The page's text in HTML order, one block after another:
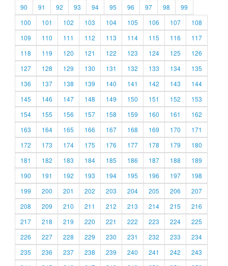
90
91 92 93 94 95 96 97 98
99
100
101 102 103 104 105 106 107
108
109
110 111 112 113 114 115 116
117
118
119 120 121 122 123 124 125
126
127
128 129 130 131 132 133 134
135
136
137 138 139 140 141 142 143
144
145
146 147 148 149 150 151 152
153
154
155 156 157 158 159 160 161
162
163
164 165 166 167 168 169 170
171
172
173 174 175 176 177 178 179
180
181
182 183 184 185 186 187 188
189
190
191 192 193 194 195 196 197
198
199
200 201 202 203 204 205 206
207
208
209 210 211 212 213 214 215
216
217
218 219 220 221 222 223 224
225
226
227 228 229 230 231 232 233
234
235
236 237 238 239 240 241 242
243